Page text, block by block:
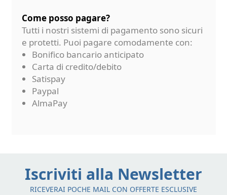
Come posso pagare?
Tutti i nostri sistemi di pagamento sono sicuri
e protetti. Puoi pagare comodamente con:
Bonifico bancario anticipato
Carta di credito/debito
Satispay
Paypal
AlmaPay
Iscriviti alla Newsletter
RICEVERAI POCHE MAIL CON OFFERTE ESCLUSIVE